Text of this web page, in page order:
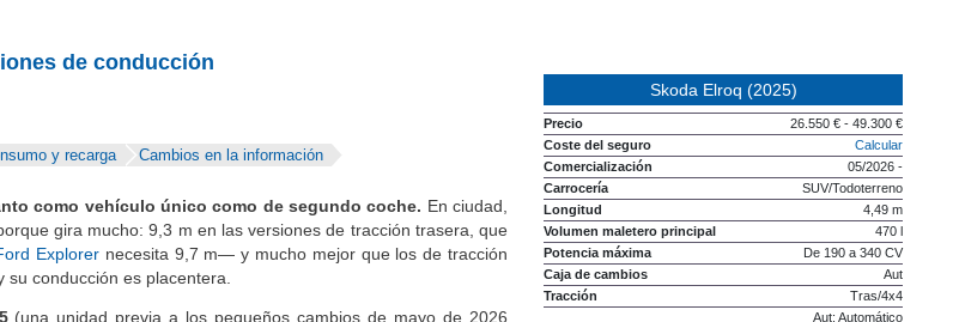
como vehículo único como de segundo coche.
Ford Explorer
necesita 9,7 m— y mucho mejor que los de tracción
conducción es placentera.
(una unidad previa a los pequeños cambios de mayo de 2026
caballos) y la segunda tiene 286 CV. Ambas son de tracción en
Comercialización
05/2026 -
Carrocería
SUV/Todoterreno
Longitud
4,49 m
Volumen maletero principal
470 l
Potencia máxima
De 190 a 340 CV
Caja de cambios
Aut
Tracción
Tras/4x4
Aut: Automático
Ver precios, datos y equipamiento